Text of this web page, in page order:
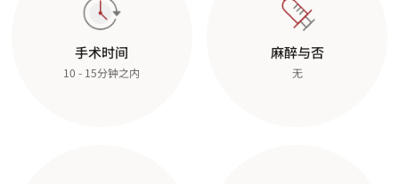
手术时间
10 - 15分钟之内
麻醉与否
无